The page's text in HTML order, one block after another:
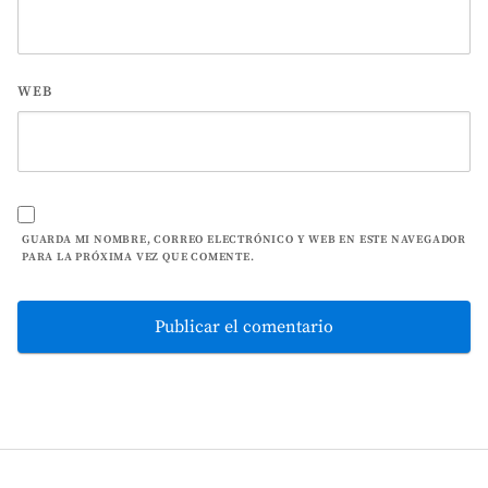
WEB
GUARDA MI NOMBRE, CORREO ELECTRÓNICO Y WEB EN ESTE NAVEGADOR
PARA LA PRÓXIMA VEZ QUE COMENTE.